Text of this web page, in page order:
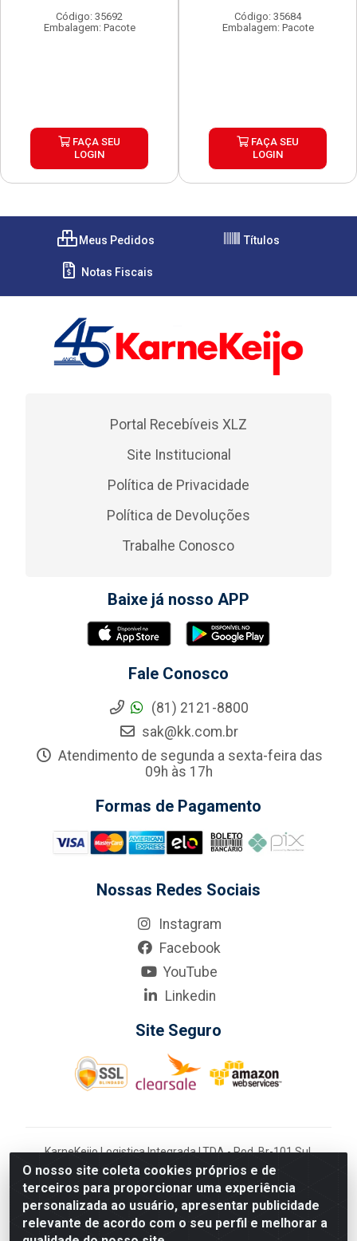
Código: 35692
Embalagem: Pacote
FAÇA SEU
LOGIN
Código: 35684
Embalagem: Pacote
FAÇA SEU
LOGIN
O nosso site coleta cookies próprios e de
terceiros para proporcionar uma experiência
personalizada ao usuário, apresentar publicidade
relevante de acordo com o seu perfil e melhorar a
Meus Pedidos Títulos
Notas Fiscais
Portal Recebíveis XLZ
Site Institucional
Política de Privacidade
Política de Devoluções
Trabalhe Conosco
Baixe já nosso APP
Fale Conosco
(81) 2121-8800
sak@kk.com.br
Atendimento de segunda a sexta-feira das
09h às 17h
Formas de Pagamento
Nossas Redes Sociais
Instagram
Facebook
YouTube
Linkedin
Site Seguro
KarneKeijo Logistica Integrada LTDA - Rod. Br-101 Sul,
nº3700 - Barro, Recife/PE, 50900-400 CNPJ:
24.150.377/0001-95
Estados atendidos pela KarneKeijo: PE, PB e RN.